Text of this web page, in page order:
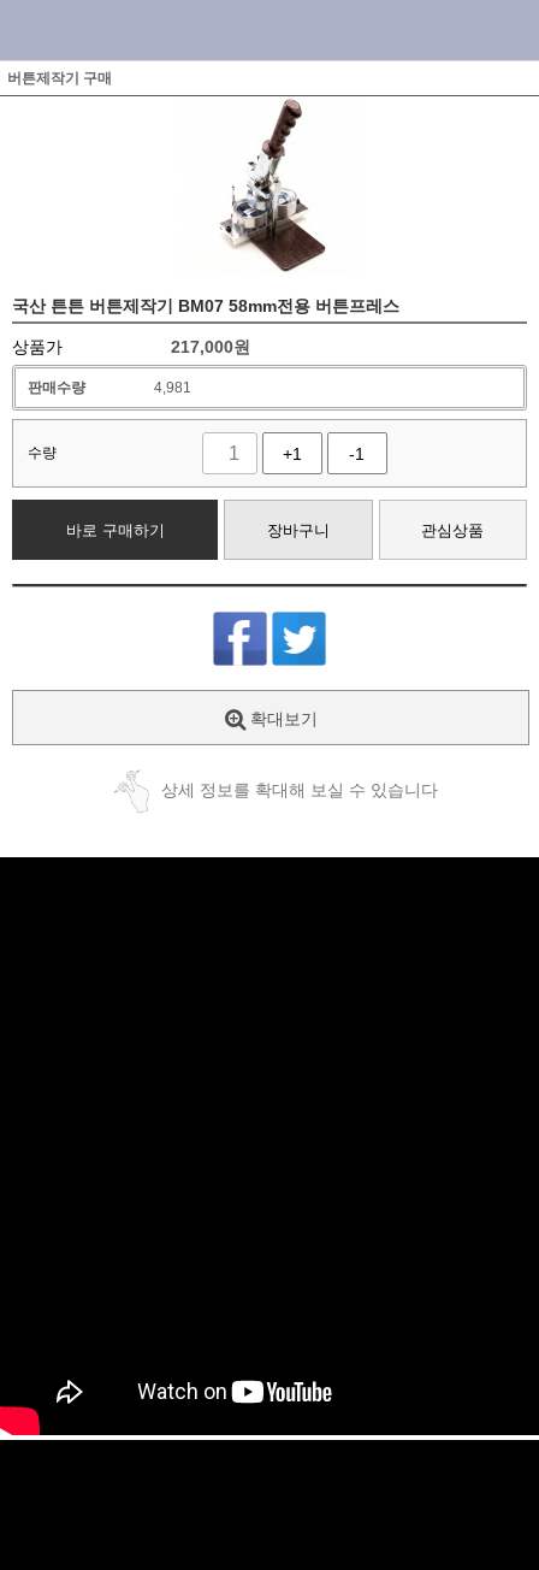
버튼제작기 구매
국산 튼튼 버튼제작기 BM07 58mm전용 버튼프레스
상품가 217,000원
판매수량 4,981
수량 +1 -1
바로 구매하기 장바구니 관심상품
확대보기
상세 정보를 확대해 보실 수 있습니다